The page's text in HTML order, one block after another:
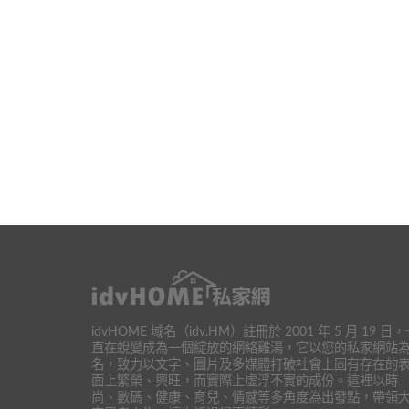
idvHOME 域名（idv.HM）註冊於 2001 年 5 月 19 日，
直在蛻變成為一個綻放的網絡雞湯，它以您的私家網站為
名，致力以文字、圖片及多媒體打破社會上固有存在的表
面上繁榮、興旺，而實際上虛浮不實的成份。這裡以時
尚、數碼、健康、育兒、情感等多角度為出發點，帶領